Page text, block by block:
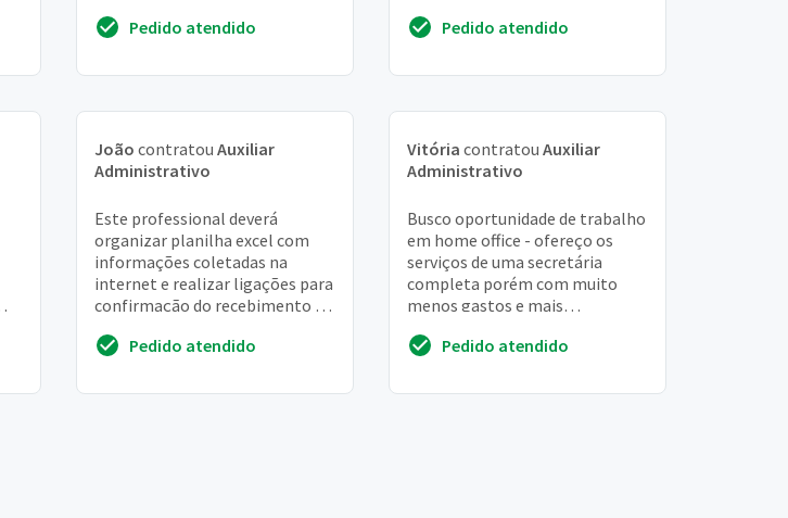
tem exp....Pedido atendido
durante a caminhada ...
Pedido atendido
João contratou Auxiliar
Administrativo
Este professional deverá
organizar planilha excel com
informações coletadas na
internet e realizar ligações para
confirmação do recebimento de
realizarmos r...
Pedido atendido
Vitória contratou Auxiliar
Administrativo
Busco oportunidade de trabalho
em home office - ofereço os
serviços de uma secretária
completa porém com muito
menos gastos e mais
superior administração (c...
Pedido atendido